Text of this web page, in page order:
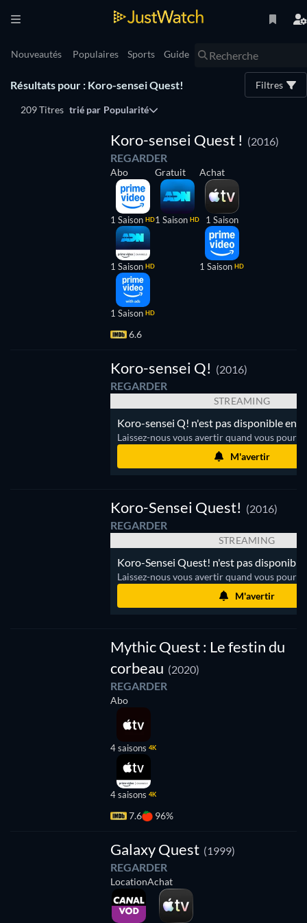
Nouveautés Populaires Sports Guide
Résultats pour : Koro-sensei Quest! Filtres
209 Titres trié par Popularité
Série
Koro-sensei Quest ! (2016)
REGARDER
Abo
1 Saison HD
1 Saison HD
1 Saison HD
Gratuit
1 Saison HD
Achat
1 Saison
1 Saison HD
6.6
Koro-sensei Q! (2016)
REGARDER
STREAMING
Koro-sensei Q! n'est pas disponible en
Laissez-nous vous avertir quand vous
M'avertir
Koro-Sensei Quest! (2016)
REGARDER
STREAMING
Koro-Sensei Quest! n'est pas disponible
Laissez-nous vous avertir quand vous
M'avertir
Mythic Quest : Le festin du
corbeau (2020)
REGARDER
Abo
4 saisons 4K
4 saisons 4K
7.6 96%
Galaxy Quest (1999)
REGARDER
LocationAchat